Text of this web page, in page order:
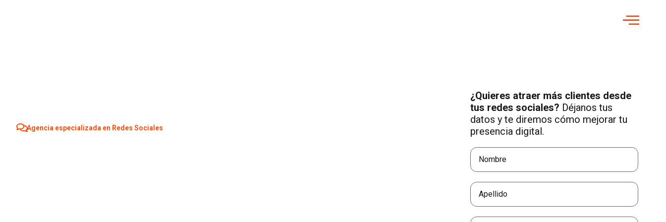
Agencia especializada en Redes Sociales
¿Quieres atraer más clientes desde
tus redes sociales? Déjanos tus
datos y te diremos cómo mejorar tu
presencia digital.